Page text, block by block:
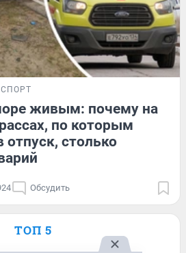
живым: почему на
по которым
отпуск, столько
Обсудить
ТОП 5